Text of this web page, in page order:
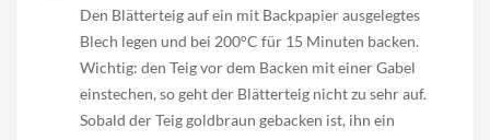
Den Blätterteig auf ein mit Backpapier ausgelegtes
Blech legen und bei 200°C für 15 Minuten backen.
Wichtig: den Teig vor dem Backen mit einer Gabel
einstechen, so geht der Blätterteig nicht zu sehr auf.
Sobald der Teig goldbraun gebacken ist, ihn ein